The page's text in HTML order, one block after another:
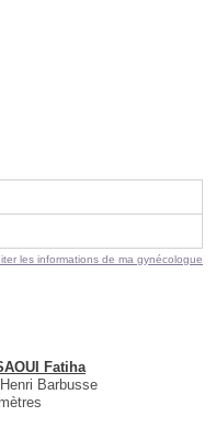
les informations de ma gynécologue
Fatiha
Barbusse